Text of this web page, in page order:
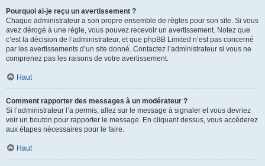
Pourquoi ai-je reçu un avertissement ?
Chaque administrateur a son propre ensemble de règles pour son site. Si vous
avez dérogé à une règle, vous pouvez recevoir un avertissement. Notez que
c’est la décision de l’administrateur, et que phpBB Limited n’est pas concerné
par les avertissements d’un site donné. Contactez l’administrateur si vous ne
comprenez pas les raisons de votre avertissement.
Haut
Comment rapporter des messages à un modérateur ?
Si l’administrateur l’a permis, allez sur le message à signaler et vous devriez
voir un bouton pour rapporter le message. En cliquant dessus, vous accéderez
aux étapes nécessaires pour le faire.
Haut